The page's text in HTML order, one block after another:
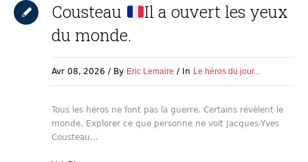
Cousteau
Il a ouvert les yeux
du monde.
Avr 08, 2026 By Eric Lemaire In Le héros du jour...
Tous les héros ne font pas la guerre. Certains révèlent le
monde. Explorer ce que personne ne voit Jacques-Yves
Cousteau...